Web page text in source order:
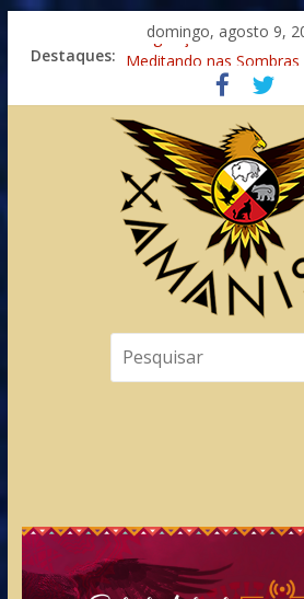
domingo, agosto 9,
Destaques: Imaginação na Cura
Meditando nas Sombras
Autosuficiência: A
Xamanismo Universal
Totens – Caminho